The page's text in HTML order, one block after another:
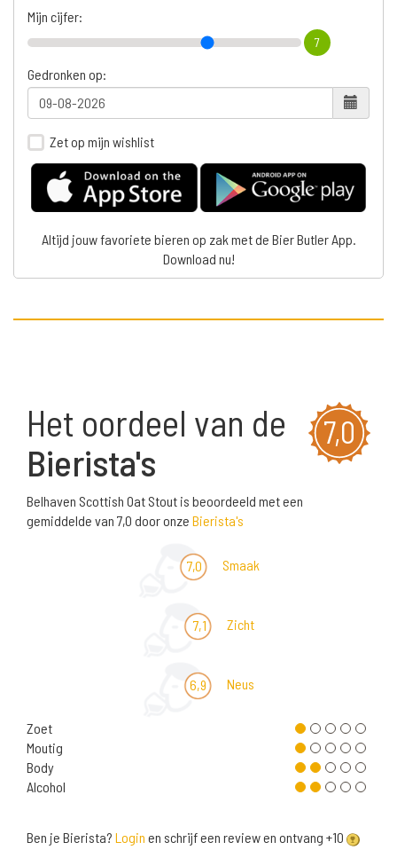
Mijn cijfer:
7
Gedronken op:
Zet op mijn wishlist
Altijd jouw favoriete bieren op zak met de Bier Butler App.
Download nu!
7,0
Het oordeel van de
Bierista's
Belhaven Scottish Oat Stout is beoordeeld met een
gemiddelde van 7,0 door onze Bierista's
7,0 Smaak
7,1 Zicht
6,9 Neus
Zoet
Moutig
Body
Alcohol
Ben je Bierista? Login en schrijf een review en ontvang +10